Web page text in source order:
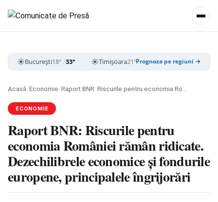
☀️București18°/33° ☀️Timișoara21°/33° ☀️Cluj-Napoca
Prognoza pe regiuni →
Acasă/Economie/
ECONOMIE
Raport BNR: Riscurile pentru
economia României rămân ridicate.
Dezechilibrele economice și fondurile
europene, principalele îngrijorări